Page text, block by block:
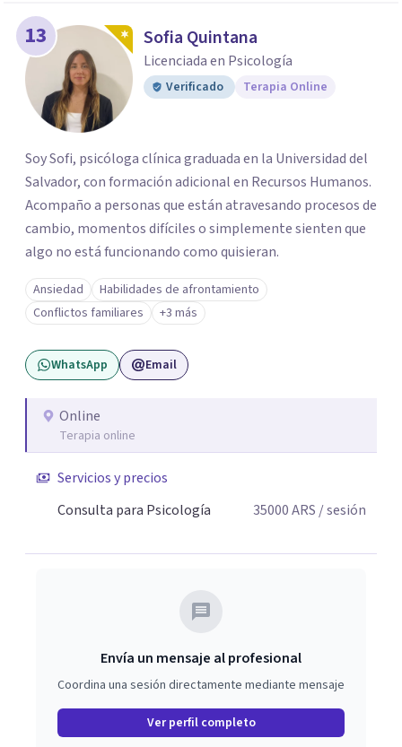
13 Sofia Quintana
Licenciada en Psicología
Verificado Terapia Online
Soy Sofi, psicóloga clínica graduada en la Universidad del
Salvador, con formación adicional en Recursos Humanos.
Acompaño a personas que están atravesando procesos de
cambio, momentos difíciles o simplemente sienten que
algo no está funcionando como quisieran.
Ansiedad
Habilidades de afrontamiento
Conflictos familiares
+3 más
WhatsApp Email
Online
Terapia online
Servicios y precios
Consulta para Psicología
35000ARS / sesión
Envía un mensaje al profesional
Coordina una sesión directamente mediante mensaje
Ver perfil completo